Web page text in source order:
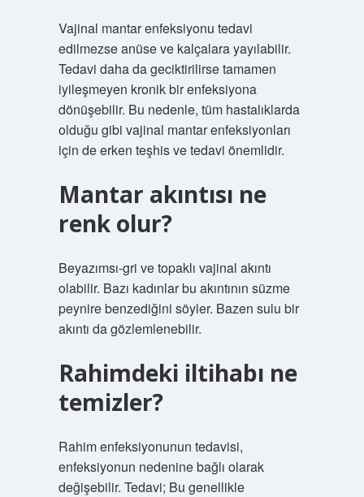
Vajinal mantar enfeksiyonu tedavi
edilmezse anüse ve kalçalara yayılabilir.
Tedavi daha da geciktirilirse tamamen
iyileşmeyen kronik bir enfeksiyona
dönüşebilir. Bu nedenle, tüm hastalıklarda
olduğu gibi vajinal mantar enfeksiyonları
için de erken teşhis ve tedavi önemlidir.
Mantar akıntısı ne
renk olur?
Beyazımsı-gri ve topaklı vajinal akıntı
olabilir. Bazı kadınlar bu akıntının süzme
peynire benzediğini söyler. Bazen sulu bir
akıntı da gözlemlenebilir.
Rahimdeki iltihabı ne
temizler?
Rahim enfeksiyonunun tedavisi,
enfeksiyonun nedenine bağlı olarak
değişebilir. Tedavi; Bu genellikle